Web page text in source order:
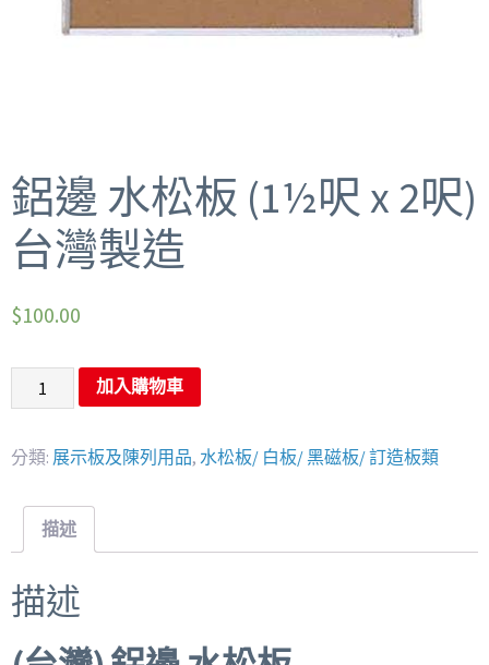
鋁邊 水松板 (1½呎 x 2呎)
台灣製造
$100.00
加入購物車
分類: 展示板及陳列用品, 水松板/ 白板/ 黑磁板/ 訂造板類
描述
描述